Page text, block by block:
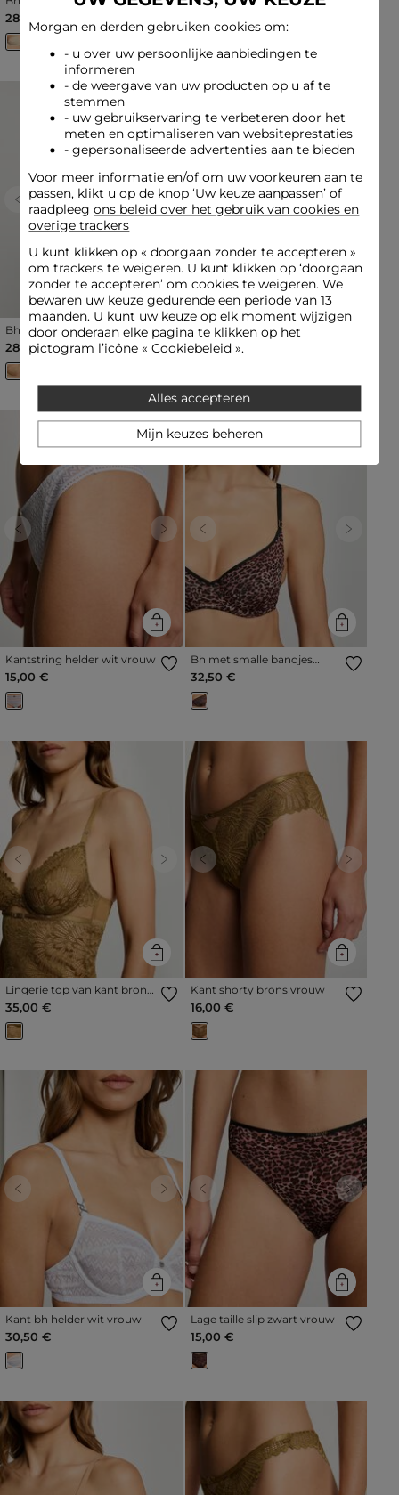
28,50 €
vrouw
Previous Next
Bh met cups goudgeel
vrouw
28,50 €
Previous Next
Bh met fijne bandjes beige
vrouw
28,50 €
Previous Next
Kantstring helder wit vrouw
15,00 €
Previous Next
Bh met smalle bandjes
zwart vrouw
32,50 €
Previous Next
Lingerie top van kant brons
35,00 €
Previous Next
Kant shorty brons vrouw
16,00 €
Previous Next
Kant bh helder wit vrouw
30,50 €
Previous Next
Lage taille slip zwart vrouw
15,00 €
Morgan en derden gebruiken cookies om:
- u over uw persoonlijke aanbiedingen te
informeren
- de weergave van uw producten op u af te
stemmen
- uw gebruikservaring te verbeteren door het
meten en optimaliseren van websiteprestaties
- gepersonaliseerde advertenties aan te bieden
Voor meer informatie en/of om uw voorkeuren aan te
passen, klikt u op de knop ‘Uw keuze aanpassen’ of
raadpleegons beleid over het gebruik van cookies en
overige trackers
U kunt klikken op « doorgaan zonder te accepteren»
om trackers te weigeren. U kunt klikken op ‘doorgaan
zonder te accepteren’ om cookies te weigeren. We
bewaren uw keuze gedurende een periode van 13
maanden. U kunt uw keuze op elk moment wijzigen
door onderaan elke pagina te klikken op het
pictogram l’icône « Cookiebeleid ».
Alles accepteren
Mijn keuzes beheren